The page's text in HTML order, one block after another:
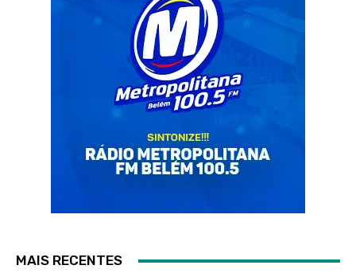
MAIS RECENTES